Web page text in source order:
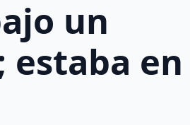
un
estaba en